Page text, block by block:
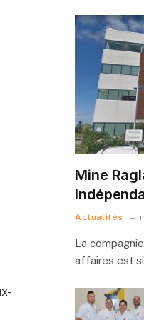
Mine
Actualités
La
affaires est